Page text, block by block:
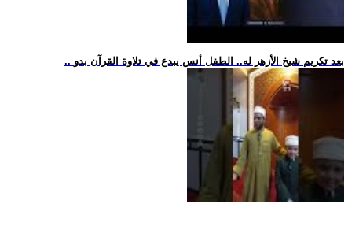
.. بعد تكريم شيخ الأزهر له.. الطفل أنس يبدع في تلاوة القرآن بدو